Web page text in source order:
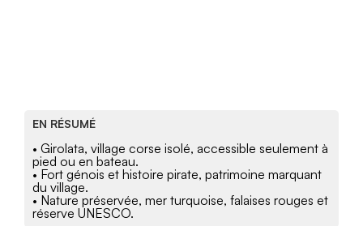
EN RÉSUMÉ
• Girolata, village corse isolé, accessible seulement à
pied ou en bateau.
• Fort génois et histoire pirate, patrimoine marquant
du village.
• Nature préservée, mer turquoise, falaises rouges et
réserve UNESCO.